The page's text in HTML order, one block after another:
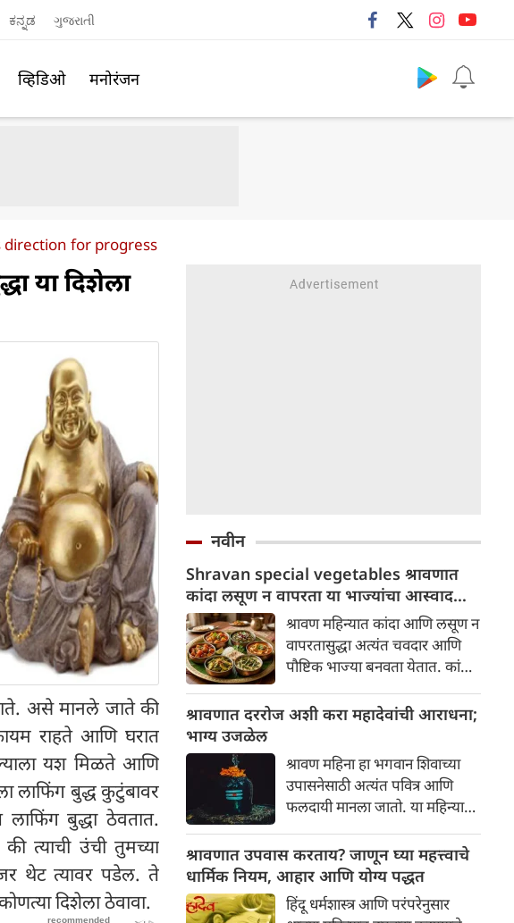
ಕನ್ನಡ ગુજરાતી
व्हिडिओ मनोरंजन
direction for progress
या दिशेला
असे मानले जाते की
राहते आणि घरात
यश मिळते आणि
लाफिंग बुद्ध कुटुंबावर
बुद्धा ठेवतात.
त्याची उंची तुमच्या
थेट त्यावर पडेल. ते
दिशेला ठेवावा.
नवीन
Shravan special vegetables श्रावणात
कांदा लसूण न वापरता या भाज्यांचा आस्वाद
घ्या!
श्रावण महिन्यात कांदा आणि लसूण न
वापरतासुद्धा अत्यंत चवदार आणि
पौष्टिक भाज्या बनवता येतात. कांदा-
मिरची, टोमॅटो, कोथिंबीर, दही, सुके
वापरल्यास भाजीला छान घट्टपणा
आणि अप्रतिम चव येते. श्रावणात
आवर्जून बनवाव्यात अशा काही टेस्टी
आणि सोप्या भाज्यांची यादी आज
आपण पाहणार आहोत.
श्रावणात दररोज अशी करा महादेवांची आराधना;
भाग्य उजळेल
श्रावण महिना हा भगवान शिवाच्या
उपासनेसाठी अत्यंत पवित्र आणि
फलदायी मानला जातो. या महिन्यात
आराधना केल्यास घरात सुख, शांती
आणि समृद्धी येते.तसेच भाग्य देखील
उजळते. तर चला जाणून घेऊ या
श्रावणात दररोज महादेवाची पूजा
श्रावणात उपवास करताय? जाणून घ्या महत्त्वाचे
धार्मिक नियम, आहार आणि योग्य पद्धत
हिंदू धर्मशास्त्र आणि परंपरेनुसार